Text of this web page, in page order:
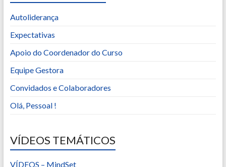
Autoliderança
Expectativas
Apoio do Coordenador do Curso
Equipe Gestora
Convidados e Colaboradores
Olá, Pessoal !
VÍDEOS TEMÁTICOS
VÍDEOS – MindSet